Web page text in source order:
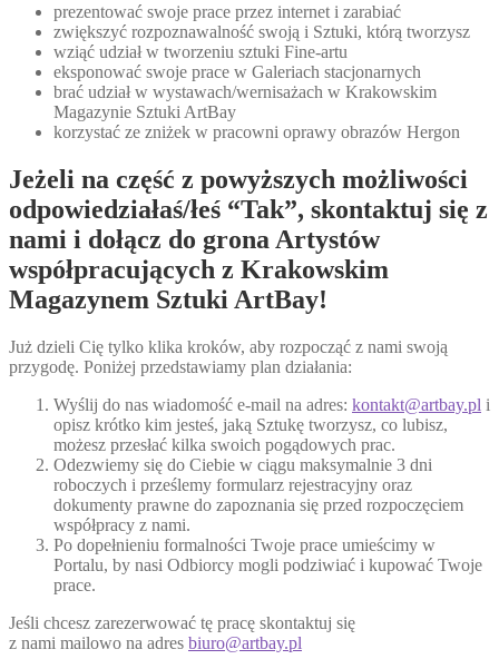
prezentować swoje prace przez internet i zarabiać
zwiększyć rozpoznawalność swoją i Sztuki, którą tworzysz
wziąć udział w tworzeniu sztuki Fine-artu
eksponować swoje prace w Galeriach stacjonarnych
brać udział w wystawach/wernisażach w Krakowskim
Magazynie Sztuki ArtBay
korzystać ze zniżek w pracowni oprawy obrazów Hergon
Jeżeli na część z powyższych możliwości
odpowiedziałaś/łeś “Tak”, skontaktuj się z
nami i dołącz do grona Artystów
współpracujących z Krakowskim
Magazynem Sztuki ArtBay!
Już dzieli Cię tylko klika kroków, aby rozpocząć z nami swoją
przygodę. Poniżej przedstawiamy plan działania:
Wyślij do nas wiadomość e-mail na adres: kontakt@artbay.pl i
opisz krótko kim jesteś, jaką Sztukę tworzysz, co lubisz,
możesz przesłać kilka swoich pogądowych prac.
Odezwiemy się do Ciebie w ciągu maksymalnie 3 dni
roboczych i prześlemy formularz rejestracyjny oraz
dokumenty prawne do zapoznania się przed rozpoczęciem
współpracy z nami.
Po dopełnieniu formalności Twoje prace umieścimy w
Portalu, by nasi Odbiorcy mogli podziwiać i kupować Twoje
prace.
Jeśli chcesz zarezerwować tę pracę skontaktuj się
z nami mailowo na adres biuro@artbay.pl